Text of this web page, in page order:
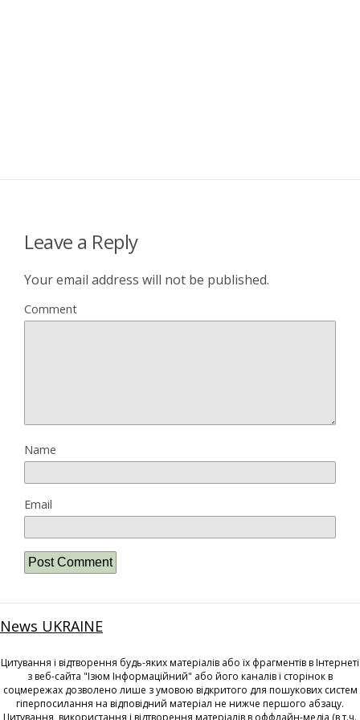
Leave a Reply
Your email address will not be published.
Comment
Name
Email
News UKRAINE
Цитування і відтворення будь-яких матеріалів або їх фрагментів в Інтернеті
з веб-сайта "Ізюм Інформаційний" або його каналів і сторінок в
соцмережах дозволено лише з умовою відкритого для пошукових систем
гіперпосилання на відповідний матеріал не нижче першого абзацу.
Цитування, використання і відтворення матеріалів в оффлайн-медіа (в т.ч.